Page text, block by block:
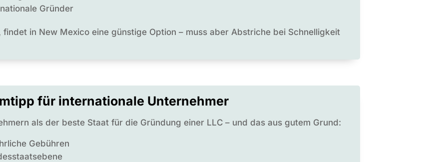
Gründer
in New Mexico eine günstige Option – muss aber Abstriche bei Schnelligkeit
für internationale Unternehmer
als der beste Staat für die Gründung einer LLC – und das aus gutem Grund:
Gebühren